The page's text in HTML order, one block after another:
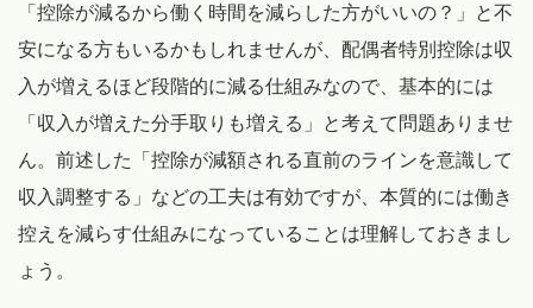
「控除が減るから働く時間を減らした方がいいの？」と不
安になる方もいるかもしれませんが、配偶者特別控除は収
入が増えるほど段階的に減る仕組みなので、基本的には
「収入が増えた分手取りも増える」と考えて問題ありませ
ん。前述した「控除が減額される直前のラインを意識して
収入調整する」などの工夫は有効ですが、本質的には働き
控えを減らす仕組みになっていることは理解しておきまし
ょう。